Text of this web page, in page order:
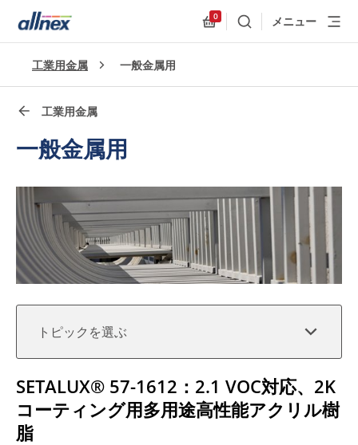
0
検索 メニュー
工業用金属 一般金属用
工業用金属
一般金属用
トピックを選ぶ
クイックリンク
SETALUX​® 57-1612：2.1 VOC対応、2K
コーティング用多用途高性能アクリル樹
脂